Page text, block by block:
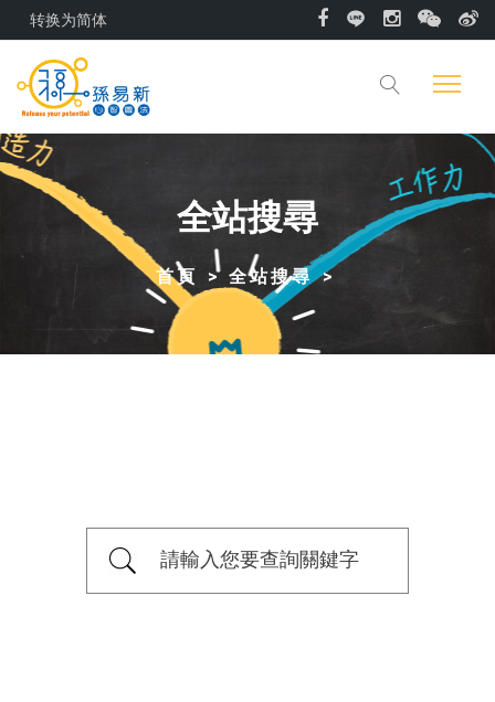
转换为简体
全站搜尋
首頁 全站搜尋